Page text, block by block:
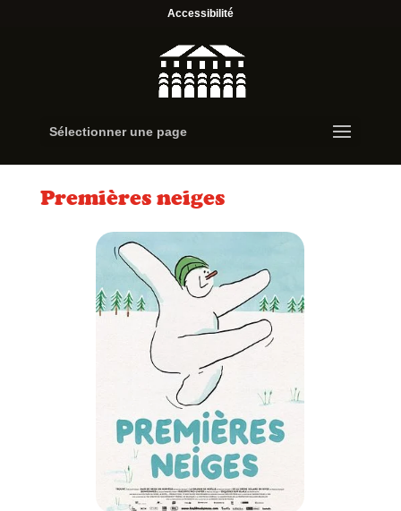
Accessibilité
Sélectionner une page
Premières neiges